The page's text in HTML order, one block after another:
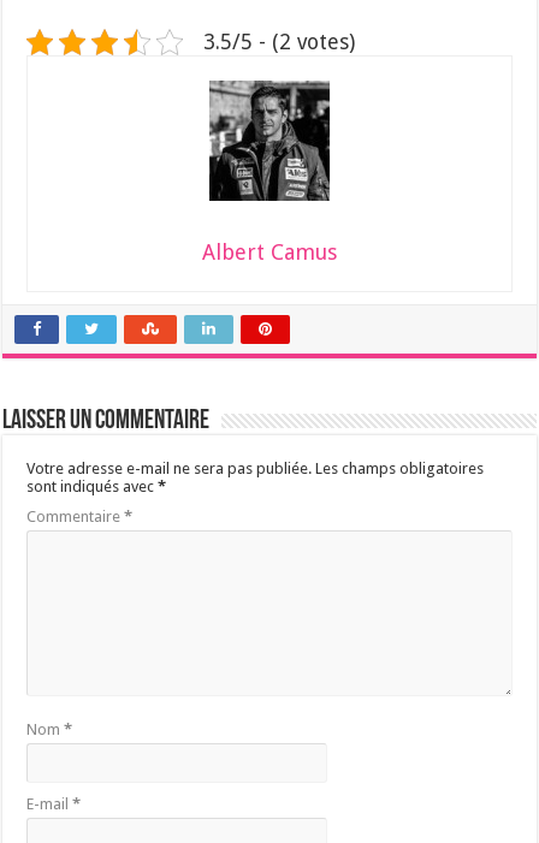
3.5/5 - (2 votes)
Albert Camus
Laisser un commentaire
Votre adresse e-mail ne sera pas publiée. Les champs obligatoires
sont indiqués avec*
Commentaire*
Nom*
E-mail*